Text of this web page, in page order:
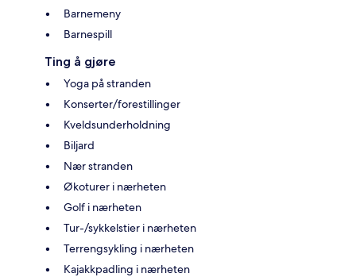
Barnemeny
Barnespill
Ting å gjøre
Yoga på stranden
Konserter/forestillinger
Kveldsunderholdning
Biljard
Nær stranden
Økoturer i nærheten
Golf i nærheten
Tur-/sykkelstier i nærheten
Terrengsykling i nærheten
Kajakkpadling i nærheten